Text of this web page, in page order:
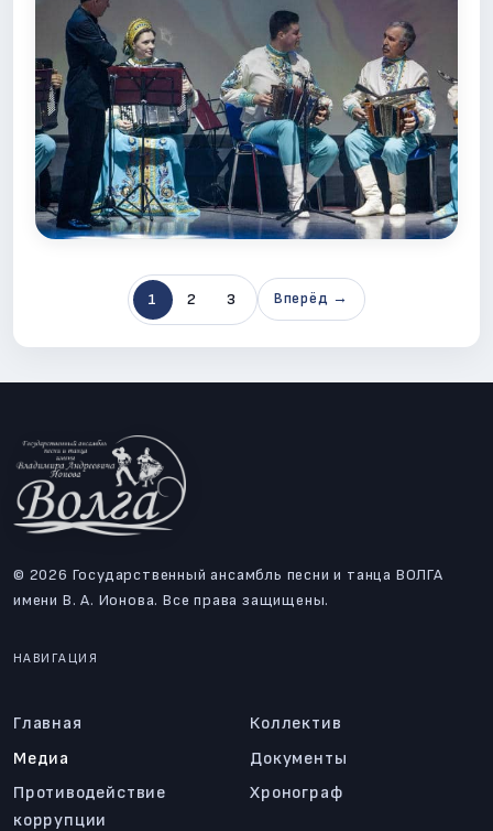
1 2 3 Вперёд →
© 2026 Государственный ансамбль песни и танца ВОЛГА
имени В. А. Ионова. Все права защищены.
НАВИГАЦИЯ
Главная
Коллектив
Медиа
Документы
Противодействие
коррупции
Хронограф